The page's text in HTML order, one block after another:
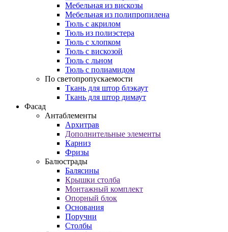
Мебельная из вискозы
Мебельная из полипропилена
Тюль с акрилом
Тюль из полиэстера
Тюль с хлопком
Тюль с вискозой
Тюль с льном
Тюль с полиамидом
По светопропускаемости
Ткань для штор блэкаут
Ткань для штор димаут
Фасад
Антаблементы
Архитрав
Дополнительные элементы
Карниз
Фризы
Балюстрады
Балясины
Крышки столба
Монтажный комплект
Опорный блок
Основания
Поручни
Столбы